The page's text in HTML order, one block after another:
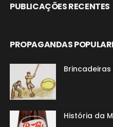
PUBLICAÇÕES RECENTES
PROPAGANDAS
História da